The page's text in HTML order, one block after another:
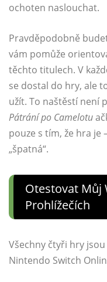
ochoten naslouchat.
Pravděpodobně
vám pomůže
těchto titulech. V
se dostal do hry, ale
užít. To naštěstí není
Pátrání po Camelotu
pouze s tím, že hra je
„špatná“.
Otestovat Můj
Prohlížečích
Všechny čtyři hry
Nintendo Switch